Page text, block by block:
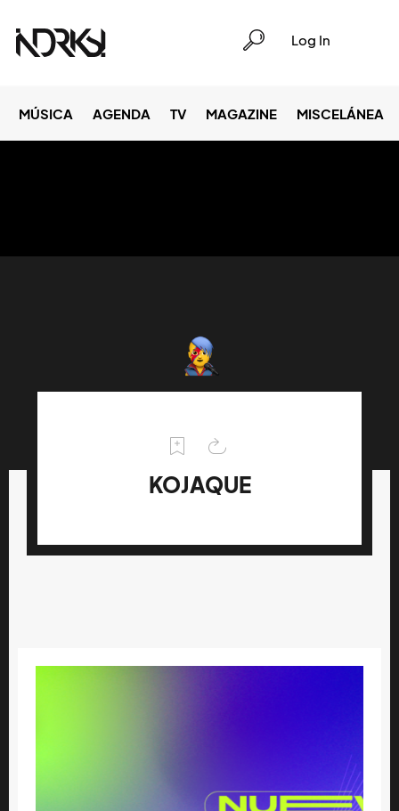
Log In
MÚSICA AGENDA TV MAGAZINE MISCELÁNEA
KOJAQUE